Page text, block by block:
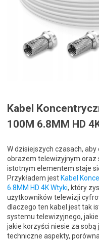
Kabel
100M 6.8MM HD
W dzisiejszych czasach,
obrazem telewizyjnym oraz
istotnym elementem staje
Przykładem jest Kabel
6.8MM HD 4K Wtyki, który
użytkowników telewizji
dlaczego ten kabel jest tak
systemu telewizyjnego,
jakie korzyści niesie za
techniczne aspekty,